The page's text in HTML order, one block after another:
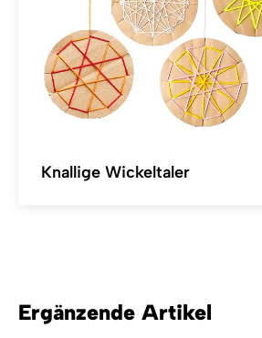
Knallige Wickeltaler
Ergänzende Artikel